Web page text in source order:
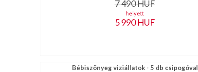
7 490HUF
helyett
5 990HUF
Bébiszönyeg viziállatok - 5 db csipogóval